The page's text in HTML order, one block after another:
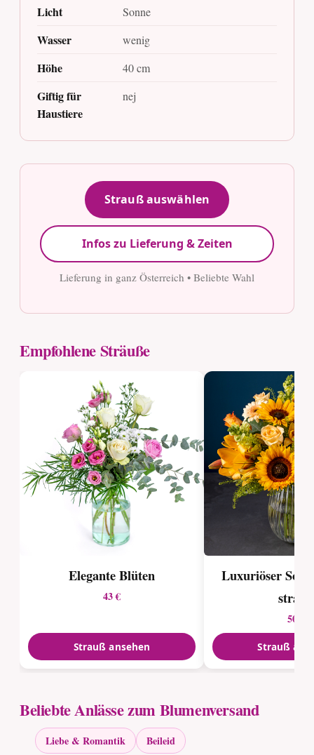
Licht Sonne
Wasser wenig
Höhe 40 cm
Giftig für
Haustiere
nej
Strauß auswählen
Infos zu Lieferung & Zeiten
Lieferung in ganz Österreich • Beliebte Wahl
Empfohlene Sträuße
Elegante Blüten
43 €
Strauß ansehen
Luxuriöser
strauß
50 €
Strauß
Beliebte Anlässe zum Blumenversand
Liebe & Romantik
Beileid